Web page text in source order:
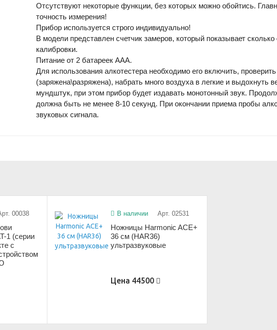
Отсутствуют некоторые функции, без которых можно обойтись.
точность измерения!
Прибор используется строго индивидуально!
В модели представлен счетчик замеров, который показывает
калибровки.
Питание от 2 батареек ААА.
Для использования алкотестера необходимо его включить,
(заряжена\разряжена), набрать много воздуха в легкие и выдохнуть
мундштук, при этом прибор будет издавать монотонный звук.
должна быть не менее 8-10 секунд. При окончании приема пробы
звуковых сигнала.
00038
1 (серии
с
В наличии Арт. 02531
Ножницы Harmonic ACE+
36 см (HAR36)
ультразвуковые
Цена 44500